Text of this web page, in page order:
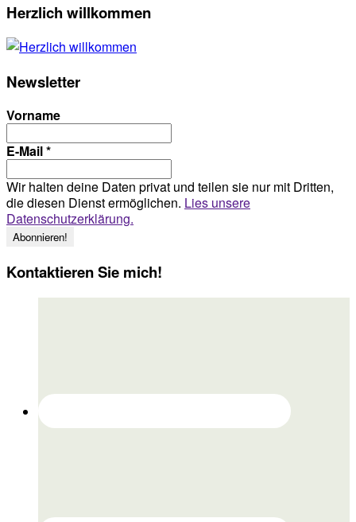
Herzlich willkommen
Newsletter
Vorname
E-Mail*
Wir halten deine Daten privat und teilen sie nur mit Dritten,
die diesen Dienst ermöglichen. Lies unsere
Datenschutzerklärung.
Kontaktieren Sie mich!